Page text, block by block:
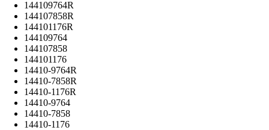
144109764R
144107858R
144101176R
144109764
144107858
144101176
14410-9764R
14410-7858R
14410-1176R
14410-9764
14410-7858
14410-1176